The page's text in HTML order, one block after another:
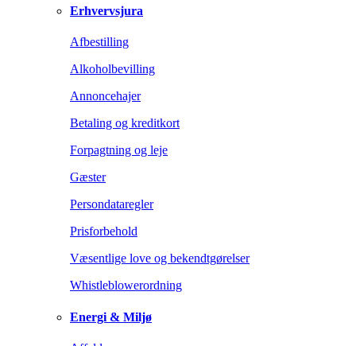
Erhvervsjura
Afbestilling
Alkoholbevilling
Annoncehajer
Betaling og kreditkort
Forpagtning og leje
Gæster
Persondataregler
Prisforbehold
Væsentlige love og bekendtgørelser
Whistleblowerordning
Energi & Miljø